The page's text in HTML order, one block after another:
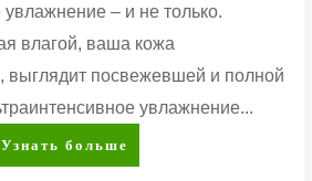
– и не только.
влагой, ваша кожа
выглядит посвежевшей и полной
увлажнение...
Artistry
Skin
Узнать больше